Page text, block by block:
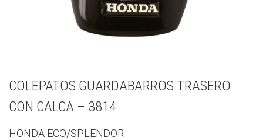
COLEPATOS GUARDABARROS TRASERO
CON CALCA – 3814
HONDA ECO/SPLENDOR